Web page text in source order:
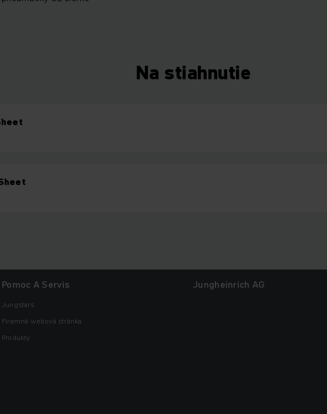
Na stiahnutie
Pomoc A Servis
Jungstars
Firemná webová stránka
Produkty
Jungheinrich AG